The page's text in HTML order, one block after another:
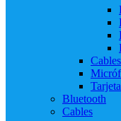
Bluetooth
Cables